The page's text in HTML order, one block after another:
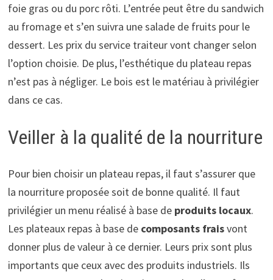
foie gras ou du porc rôti. L’entrée peut être du sandwich
au fromage et s’en suivra une salade de fruits pour le
dessert. Les prix du service traiteur vont changer selon
l’option choisie. De plus, l’esthétique du plateau repas
n’est pas à négliger. Le bois est le matériau à privilégier
dans ce cas.
Veiller à la qualité de la nourriture
Pour bien choisir un plateau repas, il faut s’assurer que
la nourriture proposée soit de bonne qualité. Il faut
privilégier un menu réalisé à base de produits locaux.
Les plateaux repas à base de composants fraisvont
donner plus de valeur à ce dernier. Leurs prix sont plus
importants que ceux avec des produits industriels. Ils